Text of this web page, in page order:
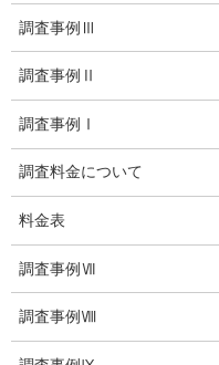
いじめ相談・愛知県名
子供のいじめ問題・い
日本版DBS
探偵学校
探偵塾
お問い合わせ
愛知県内出張面談実施中
調査事例Ⅲ
調査事例Ⅱ
調査事例Ⅰ
調査料金について
料金表
調査事例Ⅶ
調査事例Ⅷ